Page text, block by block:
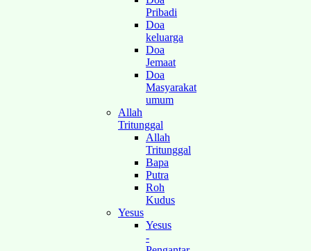
Pribadi
Doa
keluarga
Doa
Jemaat
Doa
Masyarakat
umum
Allah
Tritunggal
Allah
Tritunggal
Bapa
Putra
Roh
Kudus
Yesus
Yesus
-